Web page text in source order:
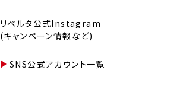
リベルタ公式Instagram
(キャンペーン情報など)
SNS公式アカウント一覧